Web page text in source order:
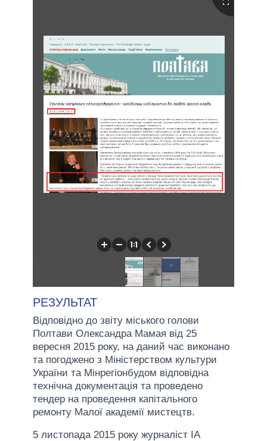
РЕЗУЛЬТАТ
Відповідно до звіту міського голови
Полтави Олександра Мамая від 25
вересня 2015 року, на даний час виконано
та погоджено з Міністерством культури
України та Мінрегіонбудом відповідна
технічна документація та проведено
тендер на проведення капітального
ремонту Малої академії мистецтв.
5 листопада 2015 року журналіст ІА